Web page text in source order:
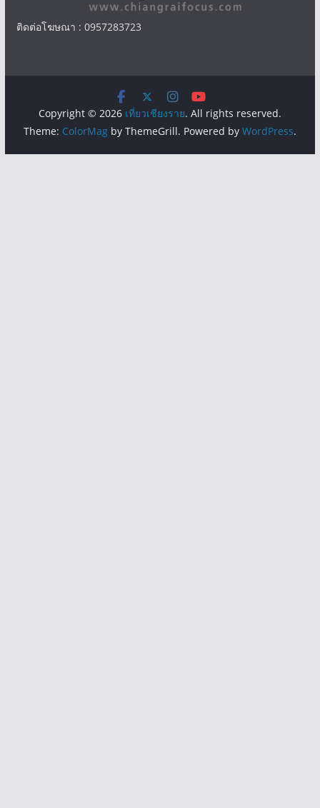
ติดต่อโฆษณา : 0957283723
Copyright © 2026 เที่ยวเชียงราย. All rights reserved.
Theme: ColorMagby ThemeGrill. Powered by WordPress.